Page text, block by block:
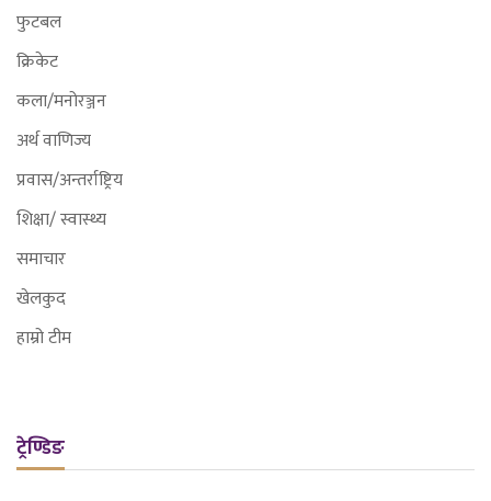
फुटबल
क्रिकेट
कला/मनोरञ्जन
अर्थ वाणिज्य
प्रवास/अन्तर्राष्ट्रिय
शिक्षा/ स्वास्थ्य
समाचार
खेलकुद
हाम्रो टीम
ट्रेण्डिङ